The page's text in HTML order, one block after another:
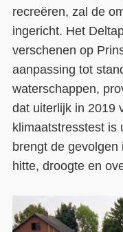
recreëren, zal de
ingericht. Het
verschenen op
aanpassing tot
waterschappen,
dat uiterlijk in 2019
klimaatstresstest is
brengt de
hitte, droogte en